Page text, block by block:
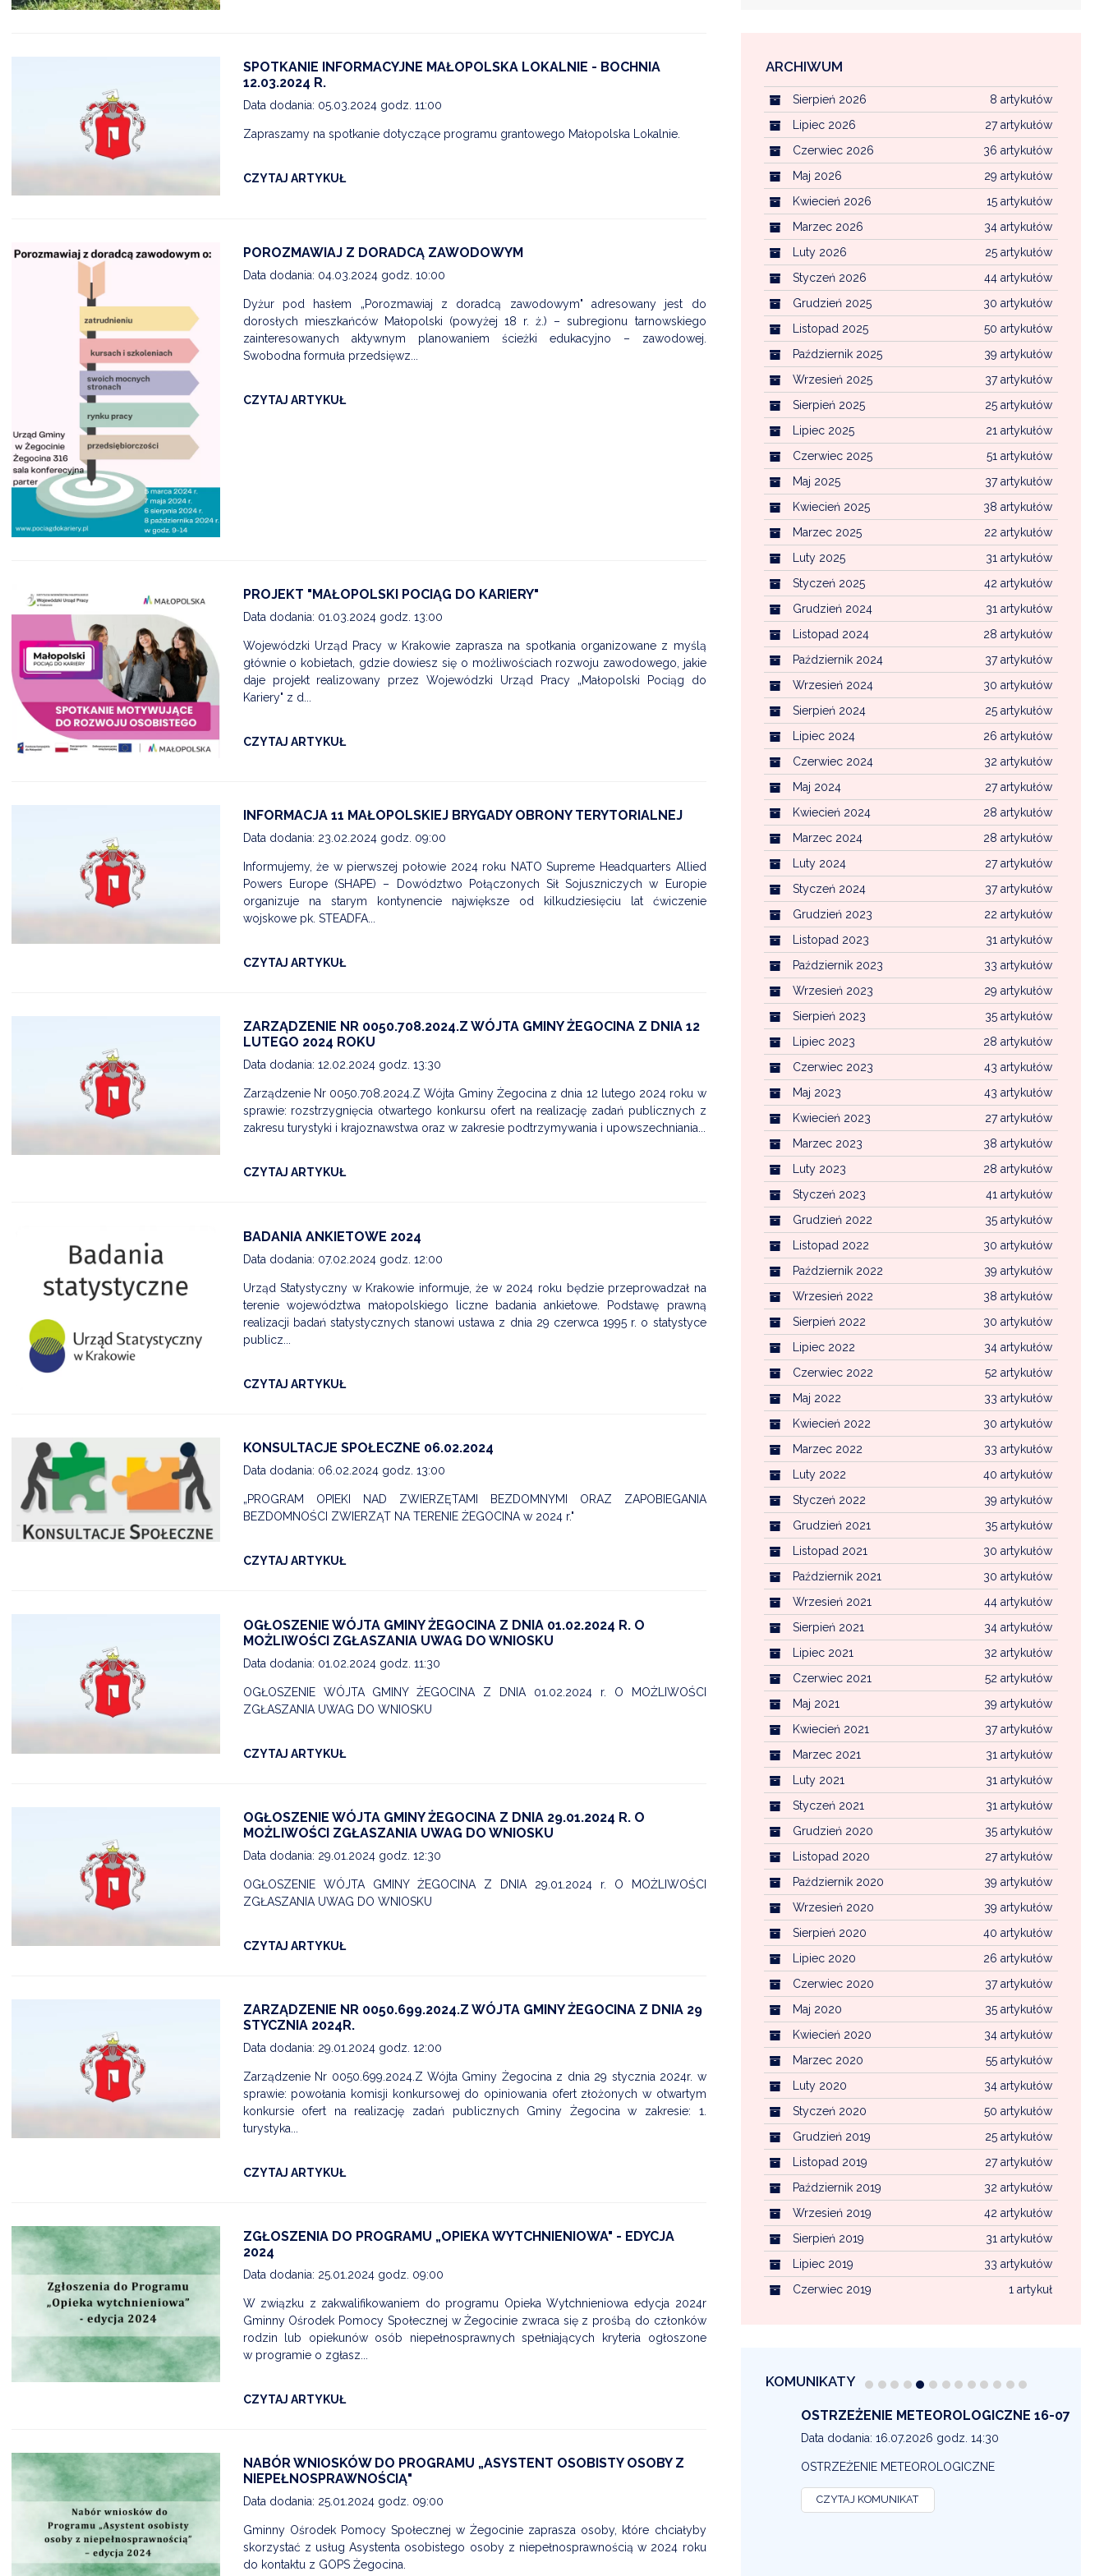
EKOINTERWENCJA
WFOŚ CZYSTE POWIETRZE
CENTRALNA EWIDENCJA EMISYJNOŚCI
GOSPODARKA ODPADAMI KOMUNALNYMI
SPOTKANIE INFORMACYJNE MAŁOPOLSKA LOKALNIE - BOCHNIA
12.03.2024 R.
Data dodania: 05.03.2024 godz. 11:00
Zapraszamy na spotkanie dotyczące programu grantowego Małopolska Lokalnie.
CZYTAJ ARTYKUŁ
POROZMAWIAJ Z DORADCĄ ZAWODOWYM
Data dodania: 04.03.2024 godz. 10:00
Dyżur pod hasłem „Porozmawiaj z doradcą zawodowym" adresowany jest do
dorosłych mieszkańców Małopolski (powyżej 18 r. ż.) – subregionu tarnowskiego
zainteresowanych aktywnym planowaniem ścieżki edukacyjno – zawodowej.
Swobodna formuła przedsięwz...
CZYTAJ ARTYKUŁ
PROJEKT "MAŁOPOLSKI POCIĄG DO KARIERY"
Data dodania: 01.03.2024 godz. 13:00
Wojewódzki Urząd Pracy w Krakowie zaprasza na spotkania organizowane z myślą
głównie o kobietach, gdzie dowiesz się o możliwościach rozwoju zawodowego, jakie
daje projekt realizowany przez Wojewódzki Urząd Pracy „Małopolski Pociąg do
Kariery" z d...
CZYTAJ ARTYKUŁ
INFORMACJA 11 MAŁOPOLSKIEJ BRYGADY OBRONY TERYTORIALNEJ
Data dodania: 23.02.2024 godz. 09:00
Informujemy, że w pierwszej połowie 2024 roku NATO Supreme Headquarters Allied
Powers Europe (SHAPE) – Dowództwo Połączonych Sił Sojuszniczych w Europie
organizuje na starym kontynencie największe od kilkudziesięciu lat ćwiczenie
wojskowe pk. STEADFA...
CZYTAJ ARTYKUŁ
ZARZĄDZENIE NR 0050.708.2024.Z WÓJTA GMINY ŻEGOCINA Z DNIA 12
LUTEGO 2024 ROKU
Data dodania: 12.02.2024 godz. 13:30
Zarządzenie Nr 0050.708.2024.Z Wójta Gminy Żegocina z dnia 12 lutego 2024 roku w
sprawie: rozstrzygnięcia otwartego konkursu ofert na realizację zadań publicznych z
zakresu turystyki i krajoznawstwa oraz w zakresie podtrzymywania i upowszechniania...
CZYTAJ ARTYKUŁ
BADANIA ANKIETOWE 2024
Data dodania: 07.02.2024 godz. 12:00
Urząd Statystyczny w Krakowie informuje, że w 2024 roku będzie przeprowadzał na
terenie województwa małopolskiego liczne badania ankietowe. Podstawę prawną
realizacji badań statystycznych stanowi ustawa z dnia 29 czerwca 1995 r. o statystyce
publicz...
CZYTAJ ARTYKUŁ
KONSULTACJE SPOŁECZNE 06.02.2024
Data dodania: 06.02.2024 godz. 13:00
„PROGRAM OPIEKI NAD ZWIERZĘTAMI BEZDOMNYMI ORAZ ZAPOBIEGANIA
BEZDOMNOŚCI ZWIERZĄT NA TERENIE ŻEGOCINA w 2024 r."
CZYTAJ ARTYKUŁ
OGŁOSZENIE WÓJTA GMINY ŻEGOCINA Z DNIA 01.02.2024 R. O
MOŻLIWOŚCI ZGŁASZANIA UWAG DO WNIOSKU
Data dodania: 01.02.2024 godz. 11:30
OGŁOSZENIE WÓJTA GMINY ŻEGOCINA Z DNIA 01.02.2024 r. O MOŻLIWOŚCI
ZGŁASZANIA UWAG DO WNIOSKU
CZYTAJ ARTYKUŁ
OGŁOSZENIE WÓJTA GMINY ŻEGOCINA Z DNIA 29.01.2024 R. O
MOŻLIWOŚCI ZGŁASZANIA UWAG DO WNIOSKU
Data dodania: 29.01.2024 godz. 12:30
OGŁOSZENIE WÓJTA GMINY ŻEGOCINA Z DNIA 29.01.2024 r. O MOŻLIWOŚCI
ZGŁASZANIA UWAG DO WNIOSKU
CZYTAJ ARTYKUŁ
ZARZĄDZENIE NR 0050.699.2024.Z WÓJTA GMINY ŻEGOCINA Z DNIA 29
STYCZNIA 2024R.
Data dodania: 29.01.2024 godz. 12:00
Zarządzenie Nr 0050.699.2024.Z Wójta Gminy Żegocina z dnia 29 stycznia 2024r. w
sprawie: powołania komisji konkursowej do opiniowania ofert złożonych w otwartym
konkursie ofert na realizację zadań publicznych Gminy Żegocina w zakresie: 1.
turystyka...
CZYTAJ ARTYKUŁ
ZGŁOSZENIA DO PROGRAMU „OPIEKA WYTCHNIENIOWA" - EDYCJA
2024
Data dodania: 25.01.2024 godz. 09:00
W związku z zakwalifikowaniem do programu Opieka Wytchnieniowa edycja 2024r
Gminny Ośrodek Pomocy Społecznej w Żegocinie zwraca się z prośbą do członków
rodzin lub opiekunów osób niepełnosprawnych spełniających kryteria ogłoszone
w programie o zgłasz...
CZYTAJ ARTYKUŁ
NABÓR WNIOSKÓW DO PROGRAMU „ASYSTENT OSOBISTY OSOBY Z
NIEPEŁNOSPRAWNOŚCIĄ"
Data dodania: 25.01.2024 godz. 09:00
Gminny Ośrodek Pomocy Społecznej w Żegocinie zaprasza osoby, które chciałyby
skorzystać z usług Asystenta osobistego osoby z niepełnosprawnością w 2024 roku
do kontaktu z GOPS Żegocina.
ARCHIWUM
8 artykułów
Sierpień 2026
27 artykułów
Lipiec 2026
36 artykułów
Czerwiec 2026
29 artykułów
Maj 2026
15 artykułów
Kwiecień 2026
34 artykułów
Marzec 2026
25 artykułów
Luty 2026
44 artykułów
Styczeń 2026
30 artykułów
Grudzień 2025
50 artykułów
Listopad 2025
39 artykułów
Październik 2025
37 artykułów
Wrzesień 2025
25 artykułów
Sierpień 2025
21 artykułów
Lipiec 2025
51 artykułów
Czerwiec 2025
37 artykułów
Maj 2025
38 artykułów
Kwiecień 2025
22 artykułów
Marzec 2025
31 artykułów
Luty 2025
42 artykułów
Styczeń 2025
31 artykułów
Grudzień 2024
28 artykułów
Listopad 2024
37 artykułów
Październik 2024
30 artykułów
Wrzesień 2024
25 artykułów
Sierpień 2024
26 artykułów
Lipiec 2024
32 artykułów
Czerwiec 2024
27 artykułów
Maj 2024
28 artykułów
Kwiecień 2024
28 artykułów
Marzec 2024
27 artykułów
Luty 2024
37 artykułów
Styczeń 2024
22 artykułów
Grudzień 2023
31 artykułów
Listopad 2023
33 artykułów
Październik 2023
29 artykułów
Wrzesień 2023
35 artykułów
Sierpień 2023
28 artykułów
Lipiec 2023
43 artykułów
Czerwiec 2023
43 artykułów
Maj 2023
27 artykułów
Kwiecień 2023
38 artykułów
Marzec 2023
28 artykułów
Luty 2023
41 artykułów
Styczeń 2023
35 artykułów
Grudzień 2022
30 artykułów
Listopad 2022
39 artykułów
Październik 2022
38 artykułów
Wrzesień 2022
30 artykułów
Sierpień 2022
34 artykułów
Lipiec 2022
52 artykułów
Czerwiec 2022
33 artykułów
Maj 2022
30 artykułów
Kwiecień 2022
33 artykułów
Marzec 2022
40 artykułów
Luty 2022
39 artykułów
Styczeń 2022
35 artykułów
Grudzień 2021
30 artykułów
Listopad 2021
30 artykułów
Październik 2021
44 artykułów
Wrzesień 2021
34 artykułów
Sierpień 2021
32 artykułów
Lipiec 2021
52 artykułów
Czerwiec 2021
39 artykułów
Maj 2021
37 artykułów
Kwiecień 2021
31 artykułów
Marzec 2021
31 artykułów
Luty 2021
31 artykułów
Styczeń 2021
35 artykułów
Grudzień 2020
27 artykułów
Listopad 2020
39 artykułów
Październik 2020
39 artykułów
Wrzesień 2020
40 artykułów
Sierpień 2020
26 artykułów
Lipiec 2020
37 artykułów
Czerwiec 2020
35 artykułów
Maj 2020
34 artykułów
Kwiecień 2020
55 artykułów
Marzec 2020
34 artykułów
Luty 2020
50 artykułów
Styczeń 2020
25 artykułów
Grudzień 2019
27 artykułów
Listopad 2019
32 artykułów
Październik 2019
42 artykułów
Wrzesień 2019
31 artykułów
Sierpień 2019
33 artykułów
Lipiec 2019
1 artykuł
Czerwiec 2019
KOMUNIKATY
Aktualności Wydarzenia Alarm ALARM-26
CZYTAJ KOMUNIKAT
Ostrzeżenie hydrologiczne
OSTRZEŻENIE METEOROLOGICZNE 16-07
Data dodania: 16.07.2026 godz. 14:30
OSTRZEŻENIE METEOROLOGICZNE
CZYTAJ KOMUNIKAT